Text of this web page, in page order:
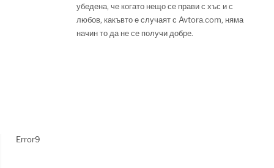
убедена, че когато нещо се прави с хъс и с
любов, какъвто е случаят с Avtora.com, няма
начин то да не се получи добре.
Error9